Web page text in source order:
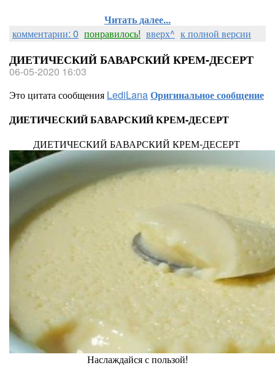
Читать далее...
комментарии: 0 понравилось! вверх^ к полной версии
ДИЕТИЧЕСКИЙ БАВАРСКИЙ КРЕМ-ДЕСЕРТ
06-05-2020 16:03
Это цитата сообщения LediLanaОригинальное сообщение
ДИЕТИЧЕСКИЙ БАВАРСКИЙ КРЕМ-ДЕСЕРТ
ДИЕТИЧЕСКИЙ БАВАРСКИЙ КРЕМ-ДЕСЕРТ
Наслаждайся с пользой!